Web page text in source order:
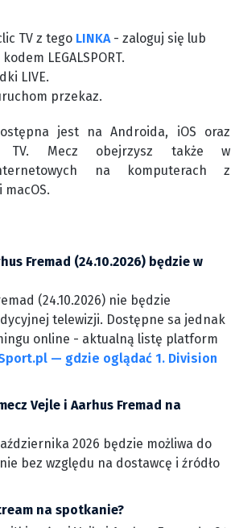
TV z tego LINKA- zaloguj się lub
LEGALSPORT.
LIVE.
przekaz.
jest na Androida, iOS oraz
TV. Mecz obejrzysz także w
na komputerach z
Fremad (24.10.2026) będzie w
(24.10.2026) nie będzie
telewizji. Dostępne sa jednak
online - aktualną listę platform
— gdzie oglądać 1. Division
Vejle i Aarhus Fremad na
2026 będzie możliwa do
bez względu na dostawcę i źródło
na spotkanie?